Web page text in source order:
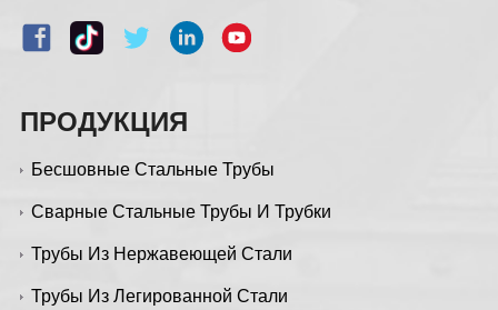
ПРОДУКЦИЯ
Бесшовные Стальные Трубы
Сварные Стальные Трубы И Трубки
Трубы Из Нержавеющей Стали
Трубы Из Легированной Стали